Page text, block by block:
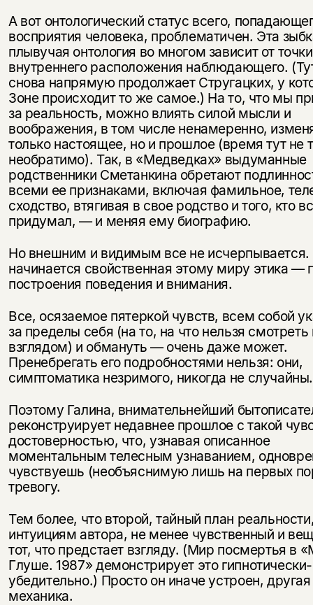
А вот онтологический статус всего,
восприятия человека, проблематичен. Эта
плывучая онтология во многом зависит от
внутреннего расположения наблюдающего.
снова напрямую продолжает Стругацких, у
Зоне происходит то же самое.) На то, что мы
за реальность, можно влиять силой мысли и
воображения, в том числе ненамеренно,
только настоящее, но и прошлое (время тут не
необратимо). Так, в «Медведках» выдуманные
родственники Сметанкина обретают
всеми ее признаками, включая фамильное,
сходство, втягивая в свое родство и того, кто
придумал, — и меняя ему биографию.
Но внешним и видимым все не исчерпывается.
начинается свойственная этому миру этика —
построения поведения и внимания.
Все, осязаемое пятеркой чувств, всем собой
за пределы себя (на то, на что нельзя
взглядом) и обмануть — очень даже может.
Пренебрегать его подробностями нельзя: они,
симптоматика незримого, никогда не случайны.
Поэтому Галина, внимательнейший
реконструирует недавнее прошлое с такой
достоверностью, что, узнавая описанное
моментальным телесным узнаванием,
чувствуешь (необъяснимую лишь на первых
тревогу.
Тем более, что второй, тайный план
интуициям автора, не менее чувственный и
тот, что предстает взгляду. (Мир посмертья в
Глуше. 1987» демонстрирует это гипнотически-
убедительно.) Просто он иначе устроен, другая
механика.
За подписку дарим промокод на
скидку 15%
Я соглашаюсь сПолитикой конфиденциальности
подписаться
электронный адрес.
Я соглашаюсь сПолитикой конфиденциальности
подписаться
Эта книга
не предназначена для
несовершеннолетних
Скажите, пожалуйста,
вам уже исполнилось 18 лет?
да
нет, вернуться назад